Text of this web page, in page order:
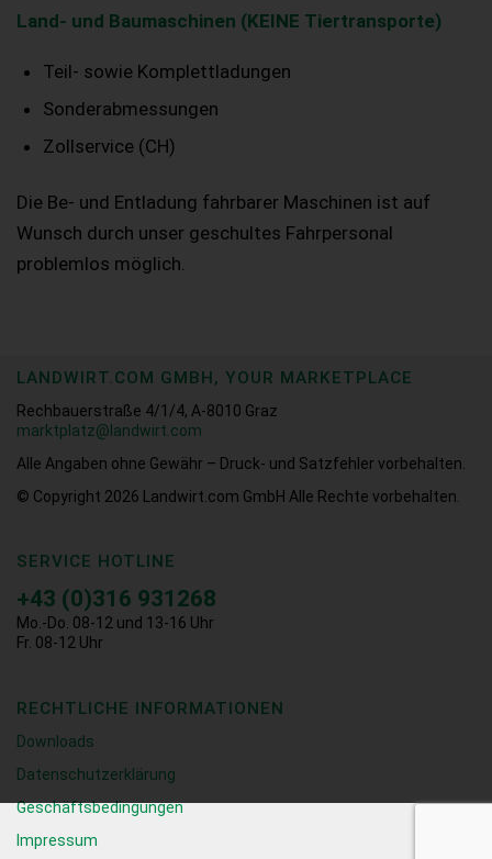
Land- und Baumaschinen (KEINE Tiertransporte)
Teil- sowie Komplettladungen
Sonderabmessungen
Zollservice (CH)
Die Be- und Entladung fahrbarer Maschinen ist auf
Wunsch durch unser geschultes Fahrpersonal
problemlos möglich.
LANDWIRT.COM GMBH, YOUR MARKETPLACE
Rechbauerstraße 4/1/4, A-8010 Graz
marktplatz@landwirt.com
Alle Angaben ohne Gewähr – Druck- und Satzfehler vorbehalten.
© Copyright 2026 Landwirt.com GmbH Alle Rechte vorbehalten.
SERVICE HOTLINE
+43 (0)316 931268
Mo.-Do. 08-12 und 13-16 Uhr
Fr. 08-12 Uhr
RECHTLICHE INFORMATIONEN
Downloads
Datenschutzerklärung
Geschäftsbedingungen
Impressum